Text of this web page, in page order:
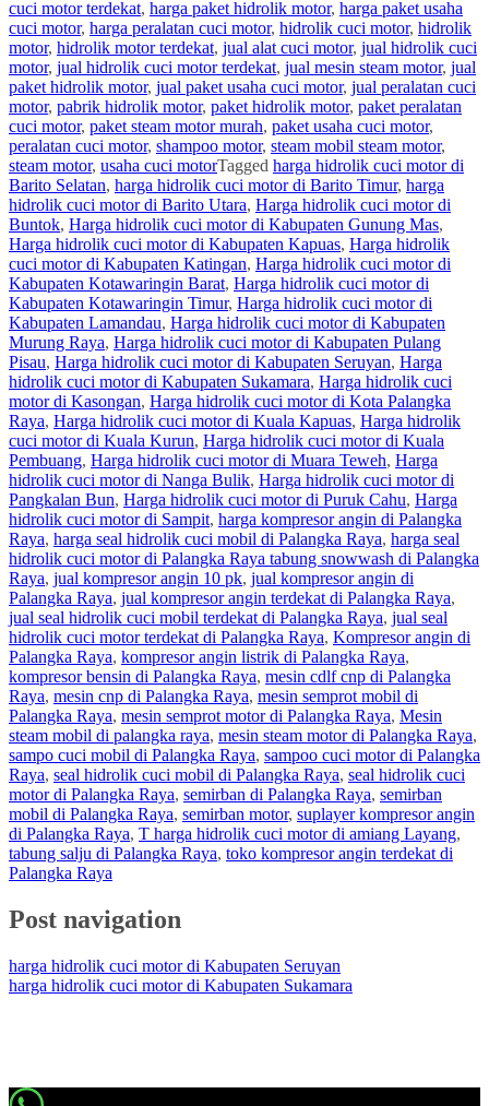
cuci motor terdekat, harga paket hidrolik motor, harga paket usaha
cuci motor, harga peralatan cuci motor, hidrolik cuci motor, hidrolik
motor, hidrolik motor terdekat, jual alat cuci motor, jual hidrolik cuci
motor, jual hidrolik cuci motor terdekat, jual mesin steam motor, jual
paket hidrolik motor, jual paket usaha cuci motor, jual peralatan cuci
motor, pabrik hidrolik motor, paket hidrolik motor, paket peralatan
cuci motor, paket steam motor murah, paket usaha cuci motor,
peralatan cuci motor, shampoo motor, steam mobil steam motor,
steam motor, usaha cuci motorTagged harga hidrolik cuci motor di
Barito Selatan, harga hidrolik cuci motor di Barito Timur, harga
hidrolik cuci motor di Barito Utara, Harga hidrolik cuci motor di
Buntok, Harga hidrolik cuci motor di Kabupaten Gunung Mas,
Harga hidrolik cuci motor di Kabupaten Kapuas, Harga hidrolik
cuci motor di Kabupaten Katingan, Harga hidrolik cuci motor di
Kabupaten Kotawaringin Barat, Harga hidrolik cuci motor di
Kabupaten Kotawaringin Timur, Harga hidrolik cuci motor di
Kabupaten Lamandau, Harga hidrolik cuci motor di Kabupaten
Murung Raya, Harga hidrolik cuci motor di Kabupaten Pulang
Pisau, Harga hidrolik cuci motor di Kabupaten Seruyan, Harga
hidrolik cuci motor di Kabupaten Sukamara, Harga hidrolik cuci
motor di Kasongan, Harga hidrolik cuci motor di Kota Palangka
Raya, Harga hidrolik cuci motor di Kuala Kapuas, Harga hidrolik
cuci motor di Kuala Kurun, Harga hidrolik cuci motor di Kuala
Pembuang, Harga hidrolik cuci motor di Muara Teweh, Harga
hidrolik cuci motor di Nanga Bulik, Harga hidrolik cuci motor di
Pangkalan Bun, Harga hidrolik cuci motor di Puruk Cahu, Harga
hidrolik cuci motor di Sampit, harga kompresor angin di Palangka
Raya, harga seal hidrolik cuci mobil di Palangka Raya, harga seal
hidrolik cuci motor di Palangka Raya tabung snowwash di Palangka
Raya, jual kompresor angin 10 pk, jual kompresor angin di
Palangka Raya, jual kompresor angin terdekat di Palangka Raya,
jual seal hidrolik cuci mobil terdekat di Palangka Raya, jual seal
hidrolik cuci motor terdekat di Palangka Raya, Kompresor angin di
Palangka Raya, kompresor angin listrik di Palangka Raya,
kompresor bensin di Palangka Raya, mesin cdlf cnp di Palangka
Raya, mesin cnp di Palangka Raya, mesin semprot mobil di
Palangka Raya, mesin semprot motor di Palangka Raya, Mesin
steam mobil di palangka raya, mesin steam motor di Palangka Raya,
sampo cuci mobil di Palangka Raya, sampoo cuci motor di Palangka
Raya, seal hidrolik cuci mobil di Palangka Raya, seal hidrolik cuci
motor di Palangka Raya, semirban di Palangka Raya, semirban
mobil di Palangka Raya, semirban motor, suplayer kompresor angin
di Palangka Raya, T harga hidrolik cuci motor di amiang Layang,
tabung salju di Palangka Raya, toko kompresor angin terdekat di
Palangka Raya
Post navigation
harga hidrolik cuci motor di Kabupaten Seruyan
harga hidrolik cuci motor di Kabupaten Sukamara